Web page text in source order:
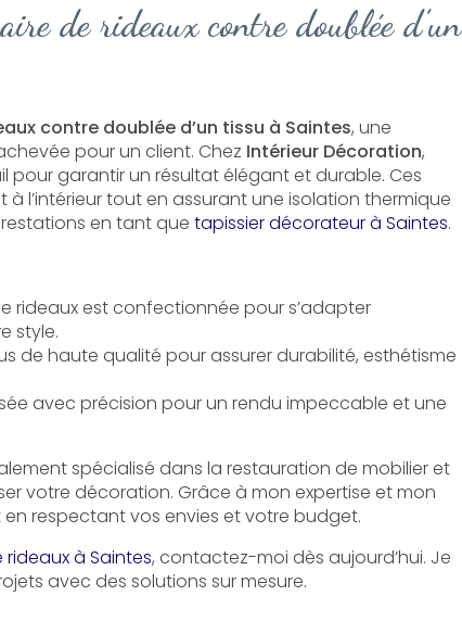
de rideaux contre doublée d’un
contre doublée d’un tissu à Saintes, une
pour un client. Chez Intérieur Décoration,
pour garantir un résultat élégant et durable. Ces
l’intérieur tout en assurant une isolation thermique
en tant que tapissier décorateur à Saintes.
rideaux est confectionnée pour s’adapter
style.
de haute qualité pour assurer durabilité, esthétisme
avec précision pour un rendu impeccable et une
spécialisé dans la restauration de mobilier et
votre décoration. Grâce à mon expertise et mon
respectant vos envies et votre budget.
à Saintes, contactez-moi dès aujourd’hui. Je
avec des solutions sur mesure.